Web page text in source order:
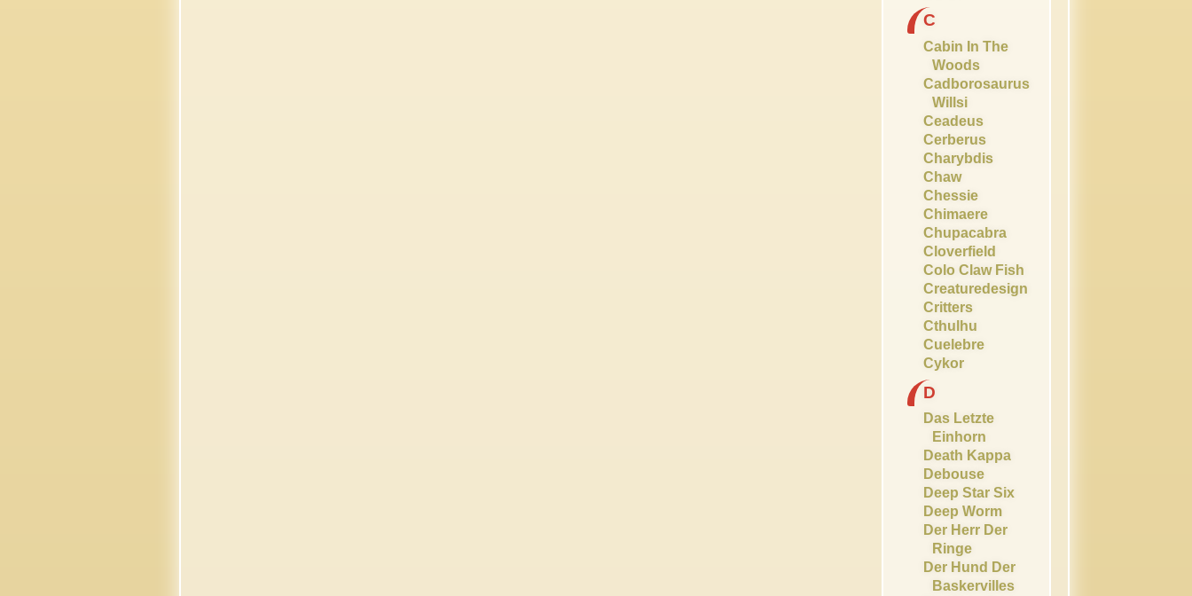
C
Cabin In The
Woods
Cadborosaurus
Willsi
Ceadeus
Cerberus
Charybdis
Chaw
Chessie
Chimaere
Chupacabra
Cloverfield
Colo Claw Fish
Creaturedesign
Critters
Cthulhu
Cuelebre
Cykor
D
Das Letzte
Einhorn
Death Kappa
Debouse
Deep Star Six
Deep Worm
Der Herr Der
Ringe
Der Hund Der
Baskervilles